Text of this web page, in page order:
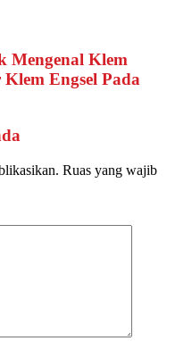
Mengenal Klem
Engsel Pada
Ruas yang wajib